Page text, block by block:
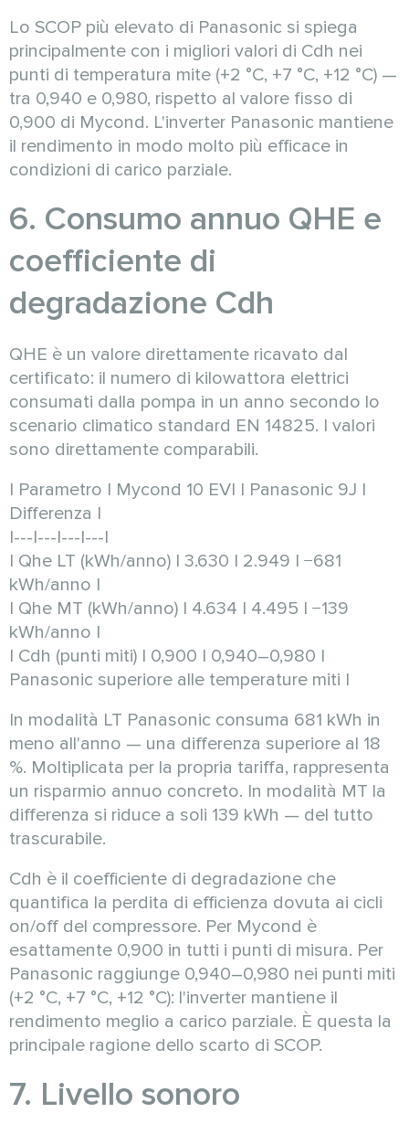
Lo SCOP più elevato di Panasonic si spiega
principalmente con i migliori valori di Cdh nei
punti di temperatura mite (+2 °C, +7 °C, +12 °C) —
tra 0,940 e 0,980, rispetto al valore fisso di
0,900 di Mycond. L'inverter Panasonic mantiene
il rendimento in modo molto più efficace in
condizioni di carico parziale.
6. Consumo annuo QHE e
coefficiente di
degradazione Cdh
QHE è un valore direttamente ricavato dal
certificato: il numero di kilowattora elettrici
consumati dalla pompa in un anno secondo lo
scenario climatico standard EN 14825. I valori
sono direttamente comparabili.
| Parametro | Mycond 10 EVI | Panasonic 9J |
Differenza |
|---|---|---|---|
| Qhe LT (kWh/anno) | 3.630 | 2.949 | −681
kWh/anno |
| Qhe MT (kWh/anno) | 4.634 | 4.495 | −139
kWh/anno |
| Cdh (punti miti) | 0,900 | 0,940–0,980 |
Panasonic superiore alle temperature miti |
In modalità LT Panasonic consuma 681 kWh in
meno all'anno — una differenza superiore al 18
%. Moltiplicata per la propria tariffa, rappresenta
un risparmio annuo concreto. In modalità MT la
differenza si riduce a soli 139 kWh — del tutto
trascurabile.
Cdh è il coefficiente di degradazione che
quantifica la perdita di efficienza dovuta ai cicli
on/off del compressore. Per Mycond è
esattamente 0,900 in tutti i punti di misura. Per
Panasonic raggiunge 0,940–0,980 nei punti miti
(+2 °C, +7 °C, +12 °C): l'inverter mantiene il
rendimento meglio a carico parziale. È questa la
principale ragione dello scarto di SCOP.
7. Livello sonoro